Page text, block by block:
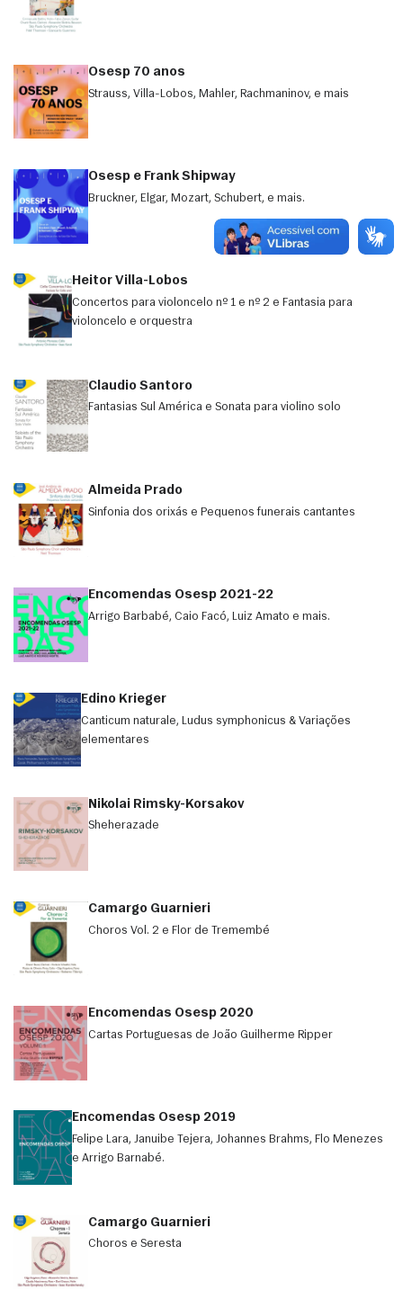
Osesp 70 anos
Strauss, Villa-Lobos, Mahler, Rachmaninov, e mais
Osesp e Frank Shipway
Bruckner, Elgar, Mozart, Schubert, e mais.
Heitor Villa-Lobos
Concertos para violoncelo nº 1 e nº 2 e Fantasia para
violoncelo e orquestra
Claudio Santoro
Fantasias Sul América e Sonata para violino solo
Almeida Prado
Sinfonia dos orixás e Pequenos funerais cantantes
Encomendas Osesp 2021-22
Arrigo Barbabé, Caio Facó, Luiz Amato e mais.
Edino Krieger
Canticum naturale, Ludus symphonicus & Variações
elementares
Nikolai Rimsky-Korsakov
Sheherazade
Camargo Guarnieri
Choros Vol. 2 e Flor de Tremembé
Encomendas Osesp 2020
Cartas Portuguesas de João Guilherme Ripper
Encomendas Osesp 2019
Felipe Lara, Januibe Tejera, Johannes Brahms, Flo Menezes
e Arrigo Barnabé.
Camargo Guarnieri
Choros e Seresta